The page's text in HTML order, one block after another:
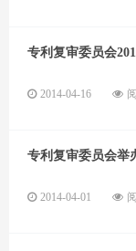
专利复审委员会
2014-04-16
专利复审委员会举
2014-04-01